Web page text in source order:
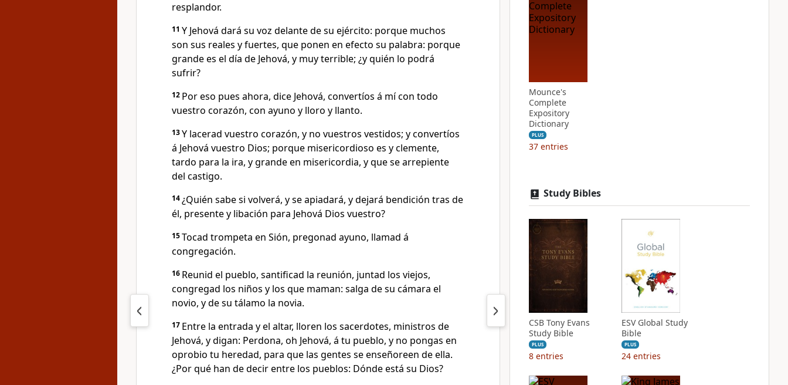
resplandor.
11 Y Jehová dará su voz delante de su ejército: porque muchos
son sus reales y fuertes, que ponen en efecto su palabra: porque
grande es el día de Jehová, y muy terrible; ¿y quién lo podrá
sufrir?
12 Por eso pues ahora, dice Jehová, convertíos á mí con todo
vuestro corazón, con ayuno y lloro y llanto.
13Y lacerad vuestro corazón, y no vuestros vestidos; y convertíos
á Jehová vuestro Dios; porque misericordioso es y clemente,
tardo para la ira, y grande en misericordia, y que se arrepiente
del castigo.
14¿Quién sabe si volverá, y se apiadará, y dejará bendición tras de
él, presente y libación para Jehová Dios vuestro?
15Tocad trompeta en Sión, pregonad ayuno, llamad á
congregación.
16 Reunid el pueblo, santificad la reunión, juntad los viejos,
congregad los niños y los que maman: salga de su cámara el
novio, y de su tálamo la novia.
17 Entre la entrada y el altar, lloren los sacerdotes, ministros de
Jehová, y digan: Perdona, oh Jehová, á tu pueblo, y no pongas en
oprobio tu heredad, para que las gentes se enseñoreen de ella.
¿Por qué han de decir entre los pueblos: Dónde está su Dios?
Mounce's
Complete
Expository
Dictionary
PLUS
37 entries
Study Bibles
CSB Tony Evans
Study Bible
PLUS
8 entries
ESV Global Study
Bible
PLUS
24 entries